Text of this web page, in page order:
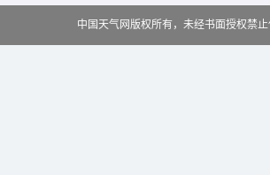
中国天气网版权所有，未经书面授权